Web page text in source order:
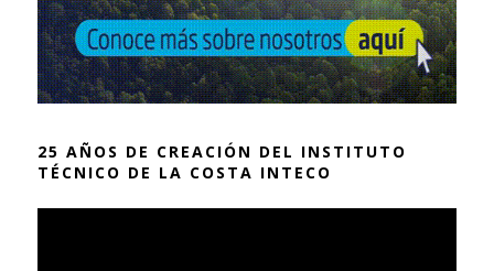
25 AÑOS DE CREACIÓN DEL INSTITUTO
TÉCNICO DE LA COSTA INTECO